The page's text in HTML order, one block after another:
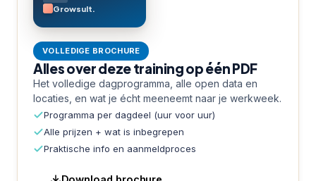
Growsult.
VOLLEDIGE BROCHURE
Alles over deze training op één PDF
Het volledige dagprogramma, alle open data en
locaties, en wat je écht meeneemt naar je werkweek.
Programma per dagdeel (uur voor uur)
Alle prijzen + wat is inbegrepen
Praktische info en aanmeldproces